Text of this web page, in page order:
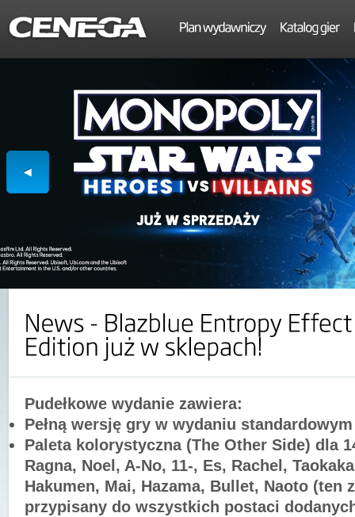
Pudełkowe wydanie zawiera:
Pełną wersję gry w wydaniu standardowym
Paleta kolorystyczna (The Other Side) dla
Ragna, Noel, A-No, 11-, Es, Rachel,
Hakumen, Mai, Hazama, Bullet, Naoto (ten
przypisany do wszystkich postaci